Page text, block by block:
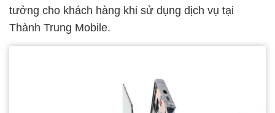
tưởng cho khách hàng khi sử dụng dịch vụ tại
Thành Trung Mobile.